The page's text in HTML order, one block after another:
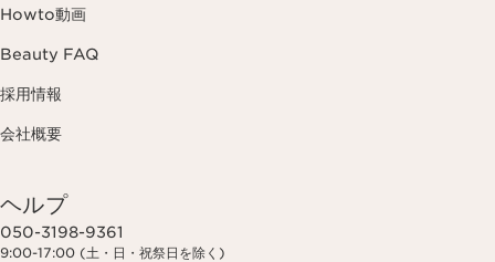
Howto動画
Beauty FAQ
採用情報
会社概要
ヘルプ
050-3198-9361
9:00-17:00 (土・日・祝祭日を除く)